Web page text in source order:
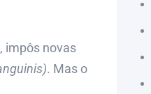
impôs novas
. Mas o